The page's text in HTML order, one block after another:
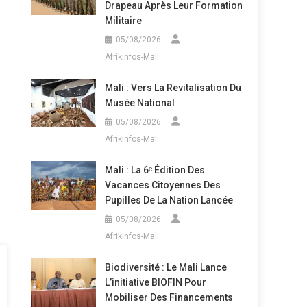
Drapeau Après Leur Formation
Militaire
05/08/2026
Afrikinfos-Mali
Mali : Vers La Revitalisation Du
Musée National
05/08/2026
Afrikinfos-Mali
Mali : La 6ᵉ Édition Des
Vacances Citoyennes Des
Pupilles De La Nation Lancée
05/08/2026
Afrikinfos-Mali
Biodiversité : Le Mali Lance
L’initiative BIOFIN Pour
Mobiliser Des Financements